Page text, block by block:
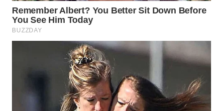
WAHANA
LISTRIK